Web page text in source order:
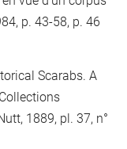
p. 43-58, p. 46
Scarabs. A
1889, pl. 37, n°